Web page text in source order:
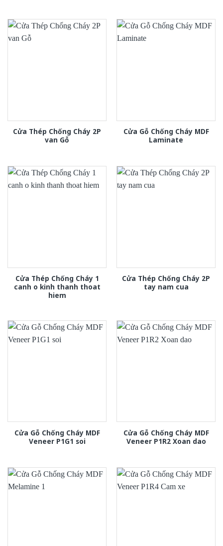
Cửa Thép Chống Cháy 2P
van Gỗ
Cửa Gỗ Chống Cháy MDF
Laminate
Cửa Thép Chống Cháy 1
canh o kinh thanh thoat
hiem
Cửa Thép Chống Cháy 2P
tay nam cua
Cửa Gỗ Chống Cháy MDF
Veneer P1G1 soi
Cửa Gỗ Chống Cháy MDF
Veneer P1R2 Xoan dao